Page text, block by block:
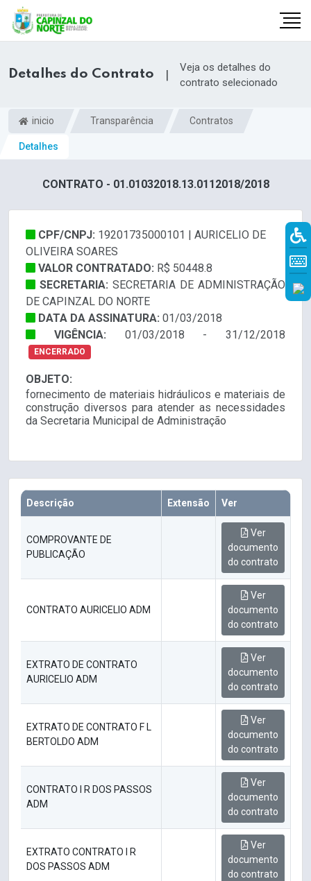
Detalhes do Contrato |
Veja os detalhes do
contrato selecionado
inicio Transparência Contratos
Detalhes
CONTRATO - 01.01032018.13.0112018/2018
CPF/CNPJ: 19201735000101 | AURICELIO DE
OLIVEIRA SOARES
VALOR CONTRATADO: R$ 50448.8
SECRETARIA: SECRETARIA DE ADMINISTRAÇÃO
DE CAPINZAL DO NORTE
DATA DA ASSINATURA: 01/03/2018
VIGÊNCIA: 01/03/2018 - 31/12/2018
ENCERRADO
OBJETO:
fornecimento de materiais hidráulicos e materiais de
construção diversos para atender as necessidades
da Secretaria Municipal de Administração
Descrição Extensão Ver
COMPROVANTE DE
PUBLICAÇÃO
Ver
documento
do contrato
CONTRATO AURICELIO ADM
Ver
documento
do contrato
EXTRATO DE CONTRATO
AURICELIO ADM
Ver
documento
do contrato
EXTRATO DE CONTRATO F L
BERTOLDO ADM
Ver
documento
do contrato
CONTRATO I R DOS PASSOS
ADM
Ver
documento
do contrato
EXTRATO CONTRATO I R
DOS PASSOS ADM
Ver
documento
do contrato